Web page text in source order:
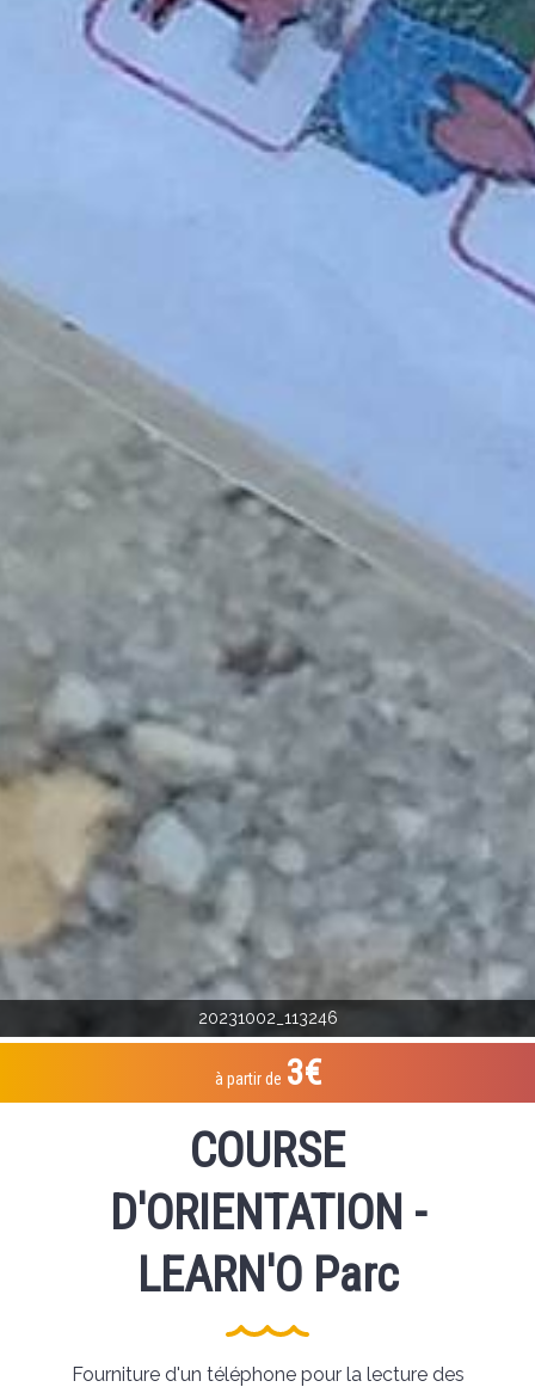
20231002_113246
à partir de 3€
COURSE
D'ORIENTATION -
LEARN'O Parc
Fourniture d'un téléphone pour la lecture des